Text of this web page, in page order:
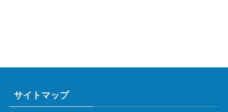
サイトマップ